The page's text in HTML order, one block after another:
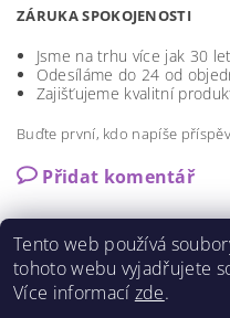
ZÁRUKA SPOKOJENOSTI
Jsme na trhu více jak 30 let
Odesíláme do 24 od
Zajišťujeme kvalitní
Buďte první, kdo napíše
Přidat komentář
Shoptet.cz
Tento web používá
tohoto webu vyjadřujete
Více informací zde.